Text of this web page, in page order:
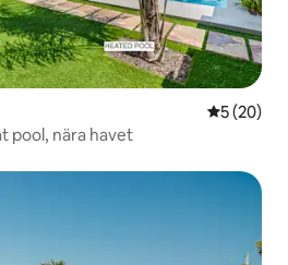
5 av 5 i
5 (20)
pool, nära havet